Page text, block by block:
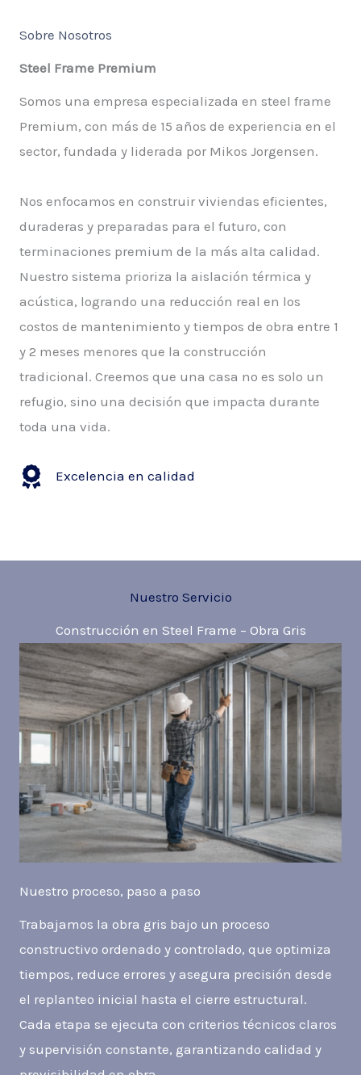
Sobre Nosotros
Steel Frame Premium
Somos una empresa especializada en steel frame
Premium, con más de 15 años de experiencia en el
sector, fundada y liderada por Mikos Jorgensen.
Nos enfocamos en construir viviendas eficientes,
duraderas y preparadas para el futuro, con
terminaciones premium de la más alta calidad.
Nuestro sistema prioriza la aislación térmica y
acústica, logrando una reducción real en los
costos de mantenimiento y tiempos de obra entre 1
y 2 meses menores que la construcción
tradicional. Creemos que una casa no es solo un
refugio, sino una decisión que impacta durante
toda una vida.
Excelencia en calidad
Nuestro Servicio
Construcción en Steel Frame – Obra Gris
Nuestro proceso, paso a paso
Trabajamos la obra gris bajo un proceso
constructivo ordenado y controlado, que optimiza
tiempos, reduce errores y asegura precisión desde
el replanteo inicial hasta el cierre estructural.
Cada etapa se ejecuta con criterios técnicos claros
y supervisión constante, garantizando calidad y